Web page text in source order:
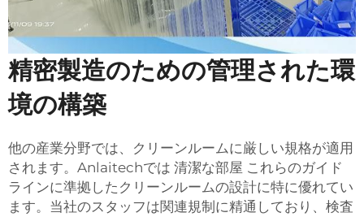
精密製造のための管理された環
境の構築
他の産業分野では、クリーンルームに厳しい規格が適用
されます。Anlaitechでは 清潔な部屋 これらのガイド
ラインに準拠したクリーンルームの設計に特に優れてい
ます。当社のスタッフは関連規制に精通しており、検査